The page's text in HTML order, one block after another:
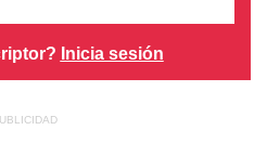
Inicia sesión